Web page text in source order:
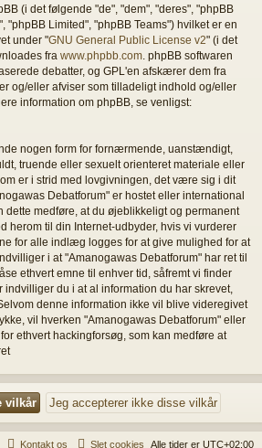
(i det følgende "de", "dem", "deres", "phpBB
"phpBB Limited", "phpBB Teams") hvilket er en
under "GNU General Public License v2" (i det
fra www.phpbb.com . phpBB softwaren
debatter, og GPL'en afskærer dem fra
og/eller afviser som tilladeligt indhold og/eller
information om phpBB, se venligst:
nogen form for fornærmende, uanstændigt,
truende eller sexuelt orienteret materiale eller
er i strid med lovgivningen, det være sig i dit
Debatforum" er hostet eller international
dette medføre, at du øjeblikkeligt og permanent
herom til din Internet-udbyder, hvis vi vurderer
for alle indlæg logges for at give mulighed for at
i at "Amanogawas Debatforum" har ret til
ethvert emne til enhver tid, såfremt vi finder
indvilliger du i at al information du har skrevet,
denne information ikke vil blive videregivet
vil hverken "Amanogawas Debatforum" eller
ethvert hackingforsøg, som kan medføre at
Alle tider er UTC+02:00
Slet cookies
Kontakt os